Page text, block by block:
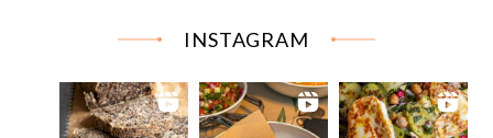
INSTAGRAM